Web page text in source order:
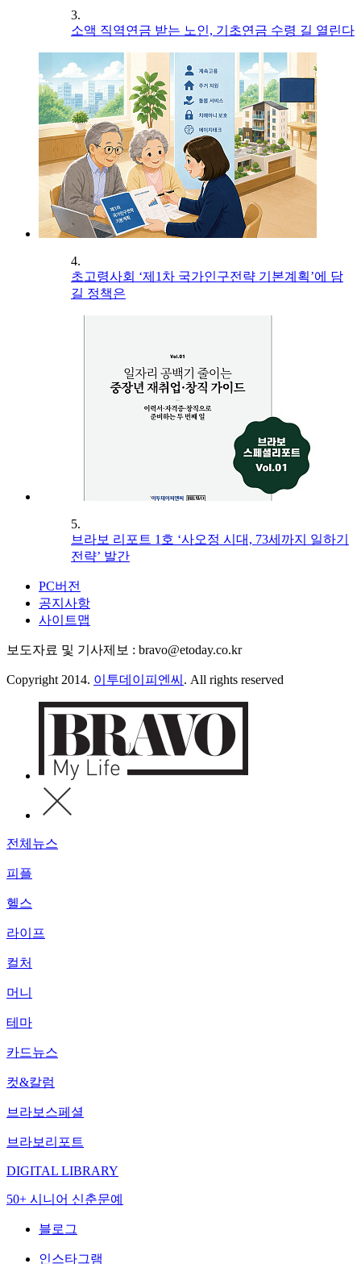
3.
소액 직역연금 받는 노인, 기초연금 수령 길 열린다
4.
초고령사회 ‘제1차 국가인구전략 기본계획’에 담
길 정책은
5.
브라보 리포트 1호 ‘사오정 시대, 73세까지 일하기
전략’ 발간
PC버전
공지사항
사이트맵
보도자료 및 기사제보 : bravo@etoday.co.kr
Copyright 2014. 이투데이피엔씨 . All rights reserved
전체뉴스
피플
헬스
라이프
컬처
머니
테마
카드뉴스
컷&칼럼
브라보스페셜
브라보리포트
DIGITAL LIBRARY
50+ 시니어 신춘문예
블로그
인스타그램